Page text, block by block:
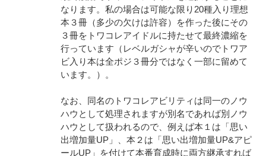
なります。私の場合は可能な限り20種入り理想
本３冊（多少の欠けは許容）を作った後にその
３冊をトワコレアイドルに持たせて最終濃縮を
行っています（レベルガシャが辛いのでトワア
ビ入り本は全ポジ３冊分ではなく一部に留めて
います。）。
なお、同名のトワコレアビリティは同一のノウ
ハウとして処理されますが別名であれば別ノウ
ハウとして扱われるので、例えば本１は「思い
出増加量UP」、本２は「思い出増加量UP&アピ
ールUP」を付けて本番育成時に両方継承すれば